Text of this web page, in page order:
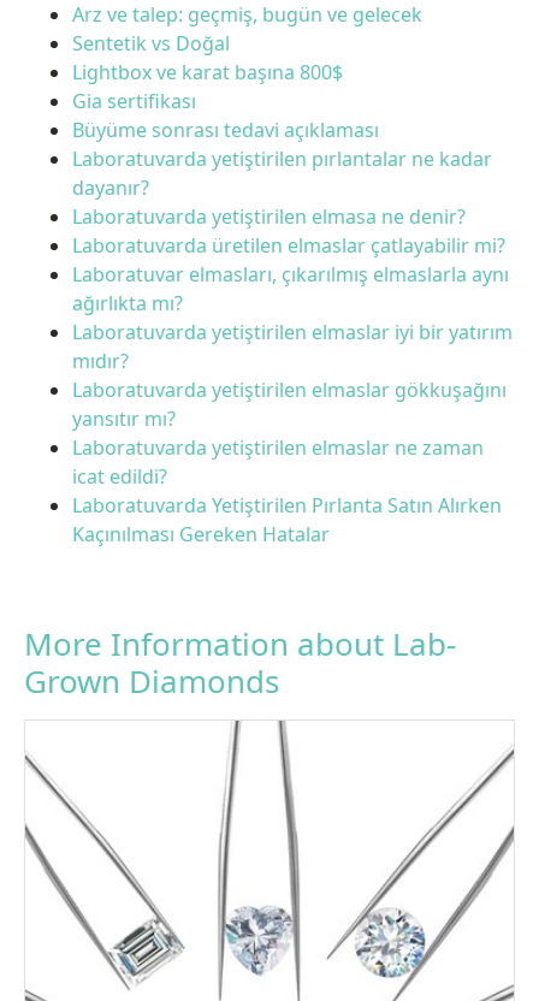
Arz ve talep: geçmiş, bugün ve gelecek
Sentetik vs Doğal
Lightbox ve karat başına 800$
Gia sertifikası
Büyüme sonrası tedavi açıklaması
Laboratuvarda yetiştirilen pırlantalar ne kadar
dayanır?
Laboratuvarda yetiştirilen elmasa ne denir?
Laboratuvarda üretilen elmaslar çatlayabilir mi?
Laboratuvar elmasları, çıkarılmış elmaslarla aynı
ağırlıkta mı?
Laboratuvarda yetiştirilen elmaslar iyi bir yatırım
mıdır?
Laboratuvarda yetiştirilen elmaslar gökkuşağını
yansıtır mı?
Laboratuvarda yetiştirilen elmaslar ne zaman
icat edildi?
Laboratuvarda Yetiştirilen Pırlanta Satın Alırken
Kaçınılması Gereken Hatalar
More Information about Lab-
Grown Diamonds